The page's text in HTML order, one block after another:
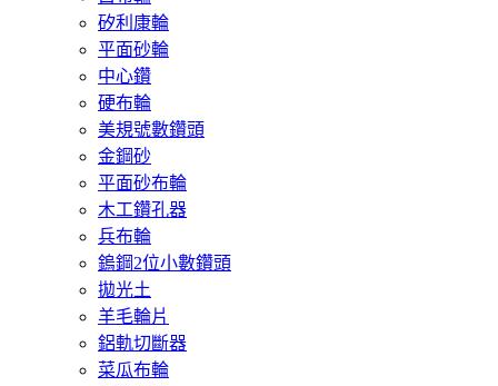
矽利康輪
平面砂輪
中心鑽
硬布輪
美規號數鑽頭
金鋼砂
平面砂布輪
木工鑽孔器
兵布輪
鎢鋼2位小數鑽頭
拋光土
羊毛輪片
鋁軌切斷器
菜瓜布輪